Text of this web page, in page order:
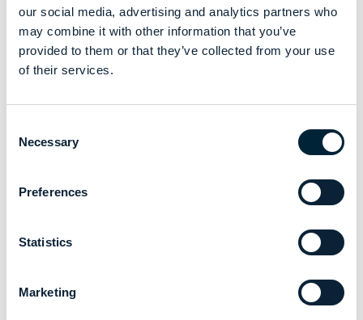
our social media, advertising and analytics partners who
may combine it with other information that you’ve
provided to them or that they’ve collected from your use
of their services.
Selection
Necessary
Preferences
Statistics
Marketing